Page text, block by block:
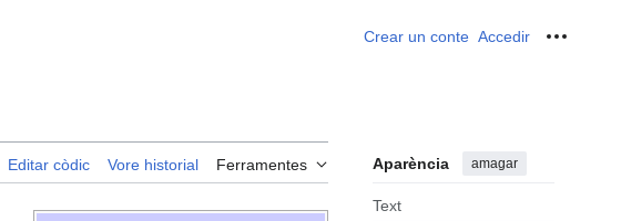
Crear un conte Accedir
Editar còdic Vore historial Ferramentes Aparència amagar
Text